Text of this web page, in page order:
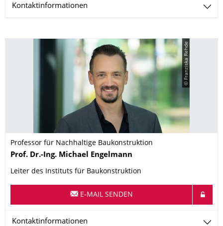
Kontaktinformationen
© Franziska Rehde
Professor für Nachhaltige Baukonstruktion
Name
Prof. Dr.-Ing. Michael Engelmann
Leiter des Instituts für Baukonstruktion
E-MAIL SENDEN
Kontaktinformationen